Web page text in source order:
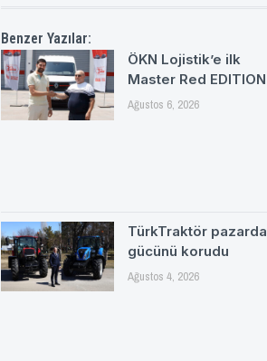
Benzer Yazılar:
ÖKN Lojistik’e ilk
Master Red EDITION
Ağustos 6, 2026
TürkTraktör pazarda
gücünü korudu
Ağustos 4, 2026